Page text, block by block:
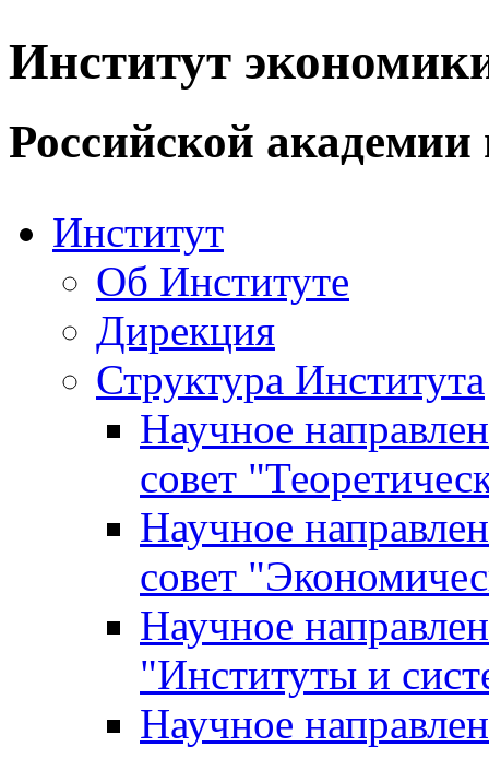
Институт
Российской академии
Институт
Об Институте
Дирекция
Структура Института
Научное
совет
Научное
совет
Научное
"Институты и
Научное